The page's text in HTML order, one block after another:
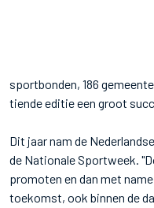
sportbonden, 186
tiende editie een groot
Dit jaar nam de
de Nationale Sportweek.
promoten en dan met
toekomst, ook binnen de